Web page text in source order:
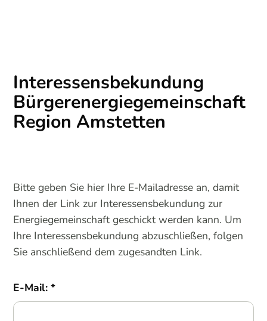
Interessensbekundung
Bürgerenergiegemeinschaft
Region Amstetten
Bitte geben Sie hier Ihre E-Mailadresse an, damit
Ihnen der Link zur Interessensbekundung zur
Energiegemeinschaft geschickt werden kann. Um
Ihre Interessensbekundung abzuschließen, folgen
Sie anschließend dem zugesandten Link.
E-Mail: